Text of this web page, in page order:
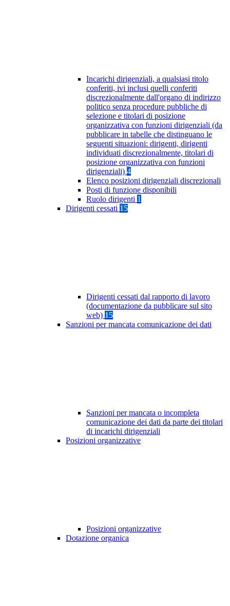
Incarichi dirigenziali, a qualsiasi titolo
conferiti, ivi inclusi quelli conferiti
discrezionalmente dall'organo di indirizzo
politico senza procedure pubbliche di
selezione e titolari di posizione
organizzativa con funzioni dirigenziali (da
pubblicare in tabelle che distinguano le
seguenti situazioni: dirigenti, dirigenti
individuati discrezionalmente, titolari di
posizione organizzativa con funzioni
dirigenziali) 4
Elenco posizioni dirigenziali discrezionali
Posti di funzione disponibili
Ruolo dirigenti 1
Dirigenti cessati 15
Dirigenti cessati dal rapporto di lavoro
(documentazione da pubblicare sul sito
web) 15
Sanzioni per mancata comunicazione dei dati
Sanzioni per mancata o incompleta
comunicazione dei dati da parte dei titolari
di incarichi dirigenziali
Posizioni organizzative
Posizioni organizzative
Dotazione organica